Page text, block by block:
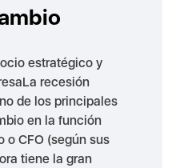
estratégico y
recesión
de los principales
en la función
o CFO (según sus
tiene la gran